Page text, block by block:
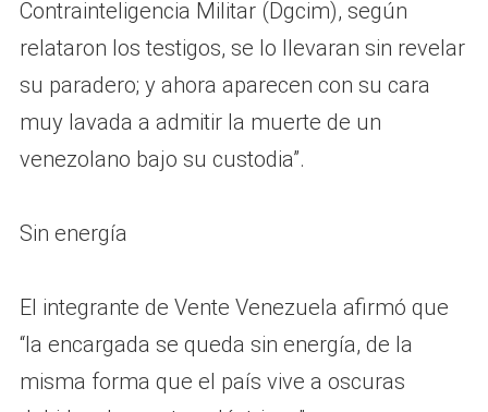
Contrainteligencia Militar (Dgcim), según
relataron los testigos, se lo llevaran sin revelar
su paradero; y ahora aparecen con su cara
muy lavada a admitir la muerte de un
venezolano bajo su custodia”.
Sin energía
El integrante de Vente Venezuela afirmó que
“la encargada se queda sin energía, de la
misma forma que el país vive a oscuras